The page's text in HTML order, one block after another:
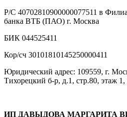
Р/С 40702810900000077511 в
банка ВТБ (ПАО) г. Москва
БИК 044525411
Кор/сч 30101810145250000411
Юридический адрес: 109559, г.
Тихорецкий б-р, д.1, стр.80, этаж
ИП ДАВЫДОВА МАРГАРИТА